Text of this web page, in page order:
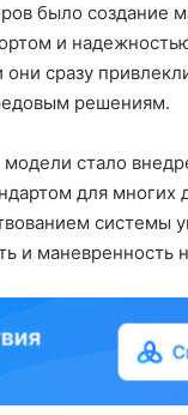
было создание
и
сразу
решениям.
стало
для
системы
и маневренность